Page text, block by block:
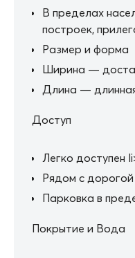
В пределах
построек,
Размер и форма
Ширина —
Длина —
Доступ
Легко доступен
Рядом с дорогой
Парковка в
Покрытие и Вода